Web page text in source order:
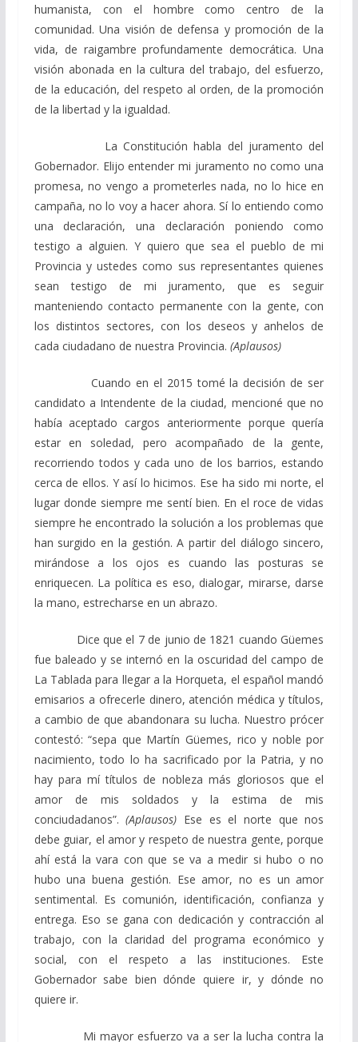
humanista, con el hombre como centro de la
comunidad. Una visión de defensa y promoción de la
vida, de raigambre profundamente democrática. Una
visión abonada en la cultura del trabajo, del esfuerzo,
de la educación, del respeto al orden, de la promoción
de la libertad y la igualdad.
La Constitución habla del juramento del
Gobernador. Elijo entender mi juramento no como una
promesa, no vengo a prometerles nada, no lo hice en
campaña, no lo voy a hacer ahora. Sí lo entiendo como
una declaración, una declaración poniendo como
testigo a alguien. Y quiero que sea el pueblo de mi
Provincia y ustedes como sus representantes quienes
sean testigo de mi juramento, que es seguir
manteniendo contacto permanente con la gente, con
los distintos sectores, con los deseos y anhelos de
cada ciudadano de nuestra Provincia. (Aplausos)
Cuando en el 2015 tomé la decisión de ser
candidato a Intendente de la ciudad, mencioné que no
había aceptado cargos anteriormente porque quería
estar en soledad, pero acompañado de la gente,
recorriendo todos y cada uno de los barrios, estando
cerca de ellos. Y así lo hicimos. Ese ha sido mi norte, el
lugar donde siempre me sentí bien. En el roce de vidas
siempre he encontrado la solución a los problemas que
han surgido en la gestión. A partir del diálogo sincero,
mirándose a los ojos es cuando las posturas se
enriquecen. La política es eso, dialogar, mirarse, darse
la mano, estrecharse en un abrazo.
Dice que el 7 de junio de 1821 cuando Güemes
fue baleado y se internó en la oscuridad del campo de
La Tablada para llegar a la Horqueta, el español mandó
emisarios a ofrecerle dinero, atención médica y títulos,
a cambio de que abandonara su lucha. Nuestro prócer
contestó: “sepa que Martín Güemes, rico y noble por
nacimiento, todo lo ha sacrificado por la Patria, y no
hay para mí títulos de nobleza más gloriosos que el
amor de mis soldados y la estima de mis
conciudadanos”.(Aplausos) Ese es el norte que nos
debe guiar, el amor y respeto de nuestra gente, porque
ahí está la vara con que se va a medir si hubo o no
hubo una buena gestión. Ese amor, no es un amor
sentimental. Es comunión, identificación, confianza y
entrega. Eso se gana con dedicación y contracción al
trabajo, con la claridad del programa económico y
social, con el respeto a las instituciones. Este
Gobernador sabe bien dónde quiere ir, y dónde no
quiere ir.
Mi mayor esfuerzo va a ser la lucha contra la